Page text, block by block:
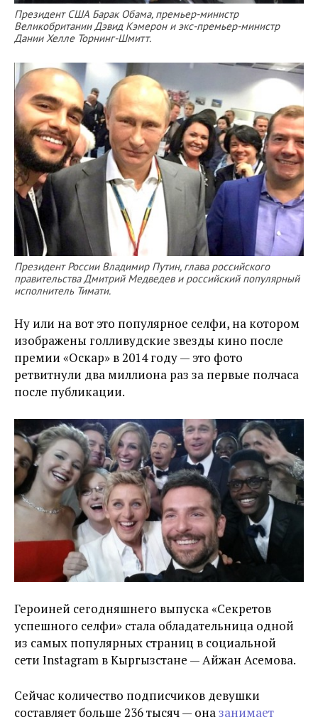
Президент США Барак Обама, премьер-министр
Великобритании Дэвид Кэмерон и экс-премьер-министр
Дании Хелле Торнинг-Шмитт.
Президент России Владимир Путин, глава российского
правительства Дмитрий Медведев и российский популярный
исполнитель Тимати.
Ну или на вот это популярное селфи, на котором
изображены голливудские звезды кино после
премии «Оскар» в 2014 году — это фото
ретвитнули два миллиона раз за первые полчаса
после публикации.
Героиней сегодняшнего выпуска «Секретов
успешного селфи» стала обладательница одной
из самых популярных страниц в социальной
сети Instagram в Кыргызстане — Айжан Асемова.
Сейчас количество подписчиков девушки
составляет больше 236 тысяч — оназанимает